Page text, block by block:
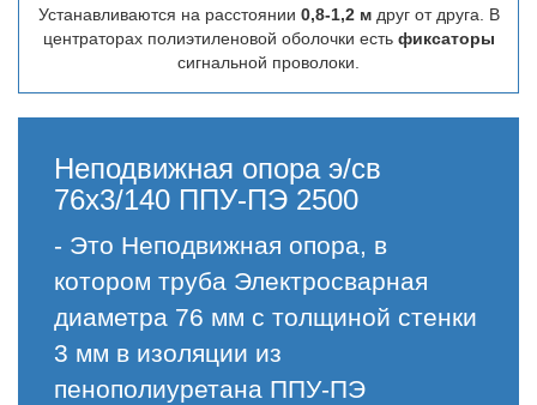
Устанавливаются на расстоянии 0,8-1,2 м друг от друга. В
центраторах полиэтиленовой оболочки есть фиксаторы
сигнальной проволоки.
Неподвижная опора э/св
76х3/140 ППУ-ПЭ 2500
- Это Неподвижная опора, в
котором труба Электросварная
диаметра 76 мм с толщиной стенки
3 мм в изоляции из
пенополиуретана ППУ-ПЭ